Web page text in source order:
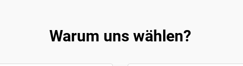
Warum uns wählen?